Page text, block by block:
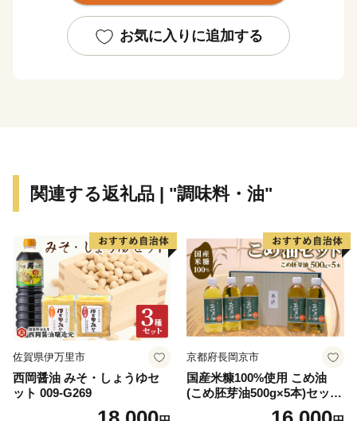
さらに、うまい米の代名詞「コシヒカリ」は、長岡市が
お気に入りに追加する
関連する返礼品 | "調味料・油"
佐賀県伊万里市
西岡醤油 みそ・しょうゆセ
ット 009-G269
京都府長岡京市
国産米糠100%使用 こめ油
(こめ胚芽油500g×5本)セット